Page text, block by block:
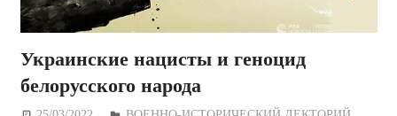
Украинские нацисты и геноцид
белорусского народа